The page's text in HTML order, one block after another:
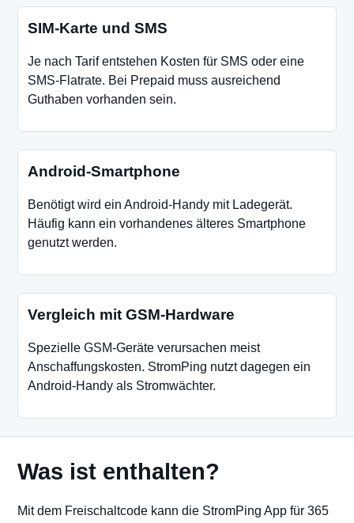
SIM-Karte und SMS
Je nach Tarif entstehen Kosten für SMS oder eine
SMS-Flatrate. Bei Prepaid muss ausreichend
Guthaben vorhanden sein.
Android-Smartphone
Benötigt wird ein Android-Handy mit Ladegerät.
Häufig kann ein vorhandenes älteres Smartphone
genutzt werden.
Vergleich mit GSM-Hardware
Spezielle GSM-Geräte verursachen meist
Anschaffungskosten. StromPing nutzt dagegen ein
Android-Handy als Stromwächter.
Was ist enthalten?
Mit dem Freischaltcode kann die StromPing App für 365